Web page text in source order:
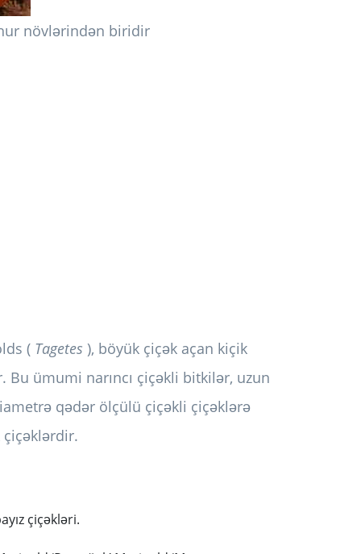
növlərindən biridir
( Tagetes ), böyük çiçək açan kiçik
ümumi narıncı çiçəkli bitkilər, uzun
qədər ölçülü çiçəkli çiçəklərə
çiçəkləri.